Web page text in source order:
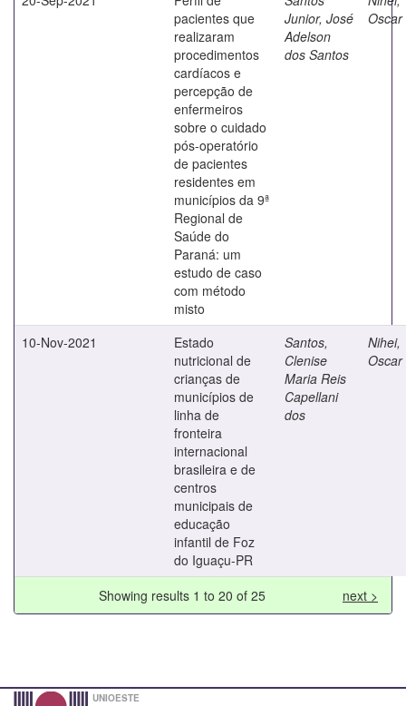
pacientes que
realizaram
procedimentos
cardíacos e
percepção de
enfermeiros
sobre o cuidado
pós-operatório
de pacientes
residentes em
municípios da 9ª
Regional de
Saúde do
Paraná: um
estudo de caso
com método
misto
Junior, José
Adelson
dos Santos
Oscar
10-Nov-2021
Estado
nutricional de
crianças de
municípios de
linha de
fronteira
internacional
brasileira e de
centros
municipais de
educação
infantil de Foz
do Iguaçu-PR
Santos,
Clenise
Maria Reis
Capellani
dos
Nihei,
Oscar
Showing results 1 to 20 of 25 next >
UNIOESTE